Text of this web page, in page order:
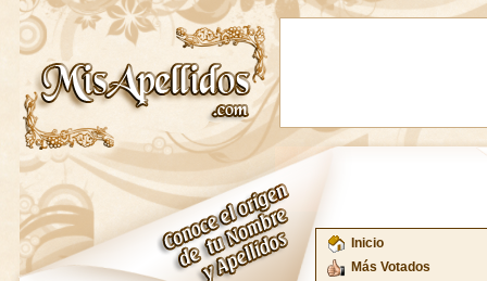
Inicio
Más Votados